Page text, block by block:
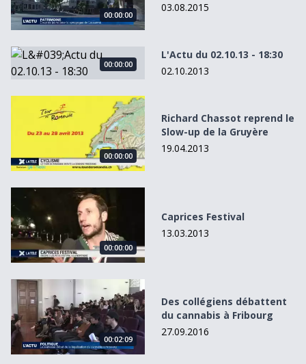
00:00:00
03.08.2015
L&#039;Actu du 02.10.13 - 18:30
00:00:00
L'Actu du 02.10.13 - 18:30
02.10.2013
Richard Chassot reprend le Slow-up de la Gruyère
00:00:00
Richard Chassot reprend le
Slow-up de la Gruyère
19.04.2013
Caprices Festival
00:00:00
Caprices Festival
13.03.2013
Des collégiens débattent du cannabis à Fribourg
00:02:09
Des collégiens débattent
du cannabis à Fribourg
27.09.2016